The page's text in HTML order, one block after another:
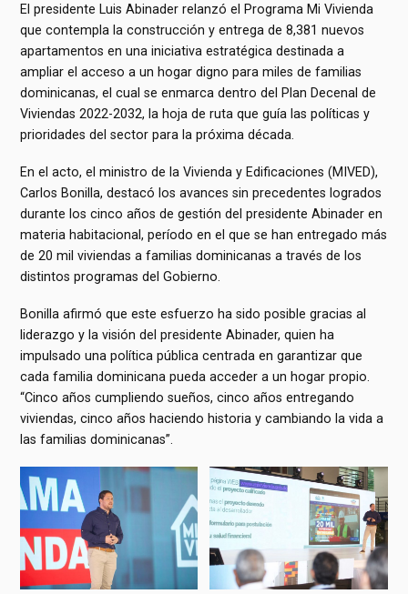
El presidente Luis Abinader relanzó el Programa Mi Vivienda
que contempla la construcción y entrega de 8,381 nuevos
apartamentos en una iniciativa estratégica destinada a
ampliar el acceso a un hogar digno para miles de familias
dominicanas, el cual se enmarca dentro del Plan Decenal de
Viviendas 2022-2032, la hoja de ruta que guía las políticas y
prioridades del sector para la próxima década.
En el acto, el ministro de la Vivienda y Edificaciones (MIVED),
Carlos Bonilla, destacó los avances sin precedentes logrados
durante los cinco años de gestión del presidente Abinader en
materia habitacional, período en el que se han entregado más
de 20 mil viviendas a familias dominicanas a través de los
distintos programas del Gobierno.
Bonilla afirmó que este esfuerzo ha sido posible gracias al
liderazgo y la visión del presidente Abinader, quien ha
impulsado una política pública centrada en garantizar que
cada familia dominicana pueda acceder a un hogar propio.
“Cinco años cumpliendo sueños, cinco años entregando
viviendas, cinco años haciendo historia y cambiando la vida a
las familias dominicanas”.